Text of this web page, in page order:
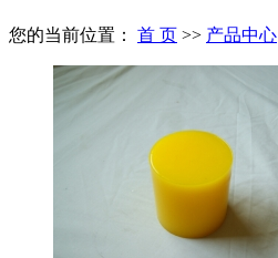
您的当前位置： 首 页 >> 产品中心